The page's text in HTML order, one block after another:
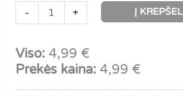
-
produkto
kiekis:
jaukas
kuojoms
|
+ Į
Viso: 4,99 €
Prekės kaina: 4,99 €